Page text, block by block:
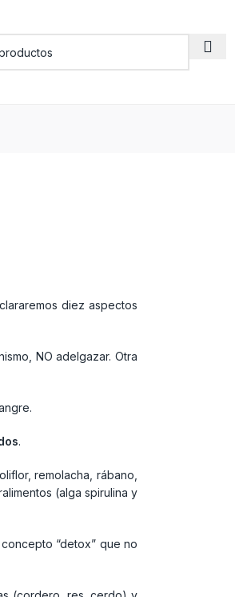
diez aspectos
NO adelgazar. Otra
.
remolacha, rábano,
(alga spirulina y
“detox” que no